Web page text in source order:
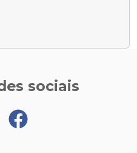
sociais